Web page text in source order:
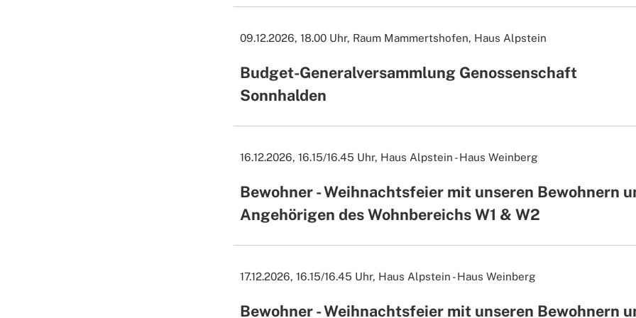
09.12.2026, 18.00 Uhr, Raum Mammertshofen, Haus Alpstein
Budget-Generalversammlung Genossenschaft
Sonnhalden
16.12.2026, 16.15/16.45 Uhr, Haus Alpstein - Haus Weinberg
Bewohner - Weihnachtsfeier mit unseren Bewohnern
Angehörigen des Wohnbereichs W1 & W2
17.12.2026, 16.15/16.45 Uhr, Haus Alpstein - Haus Weinberg
Bewohner - Weihnachtsfeier mit unseren Bewohnern